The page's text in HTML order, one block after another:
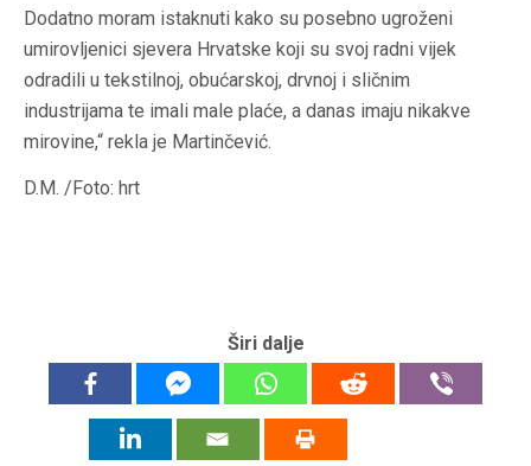
Dodatno moram istaknuti kako su posebno ugroženi
umirovljenici sjevera Hrvatske koji su svoj radni vijek
odradili u tekstilnoj, obućarskoj, drvnoj i sličnim
industrijama te imali male plaće, a danas imaju nikakve
mirovine,“ rekla je Martinčević.
D.M. /Foto: hrt
Širi dalje